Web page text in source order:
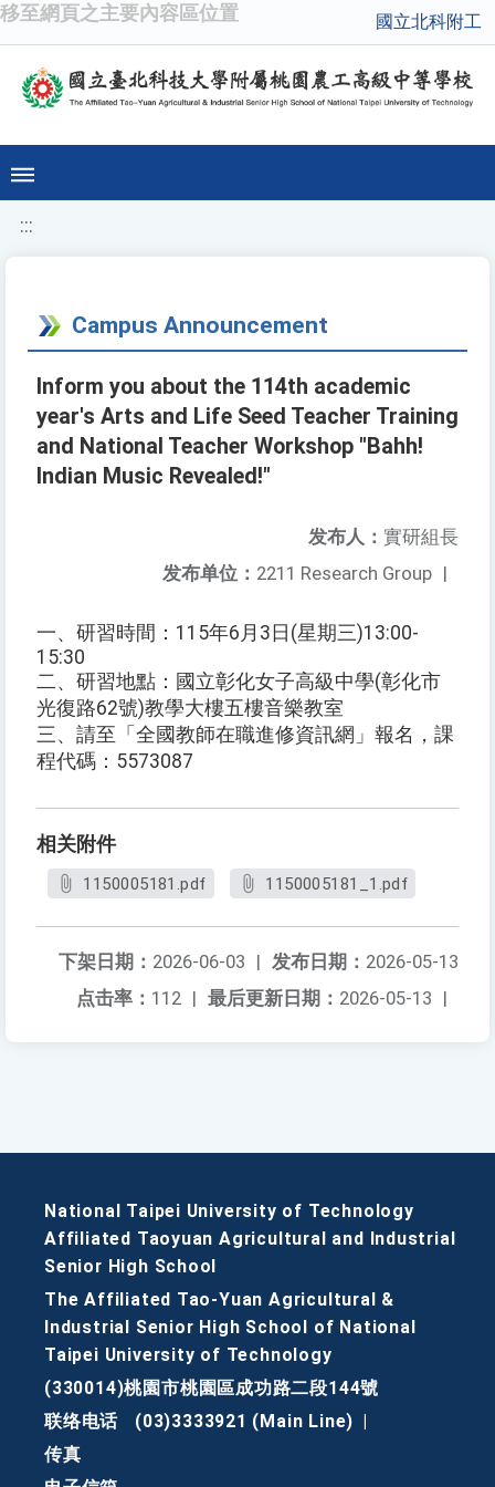
移至網頁之主要內容區位置 國立北科附工
:::
Campus Announcement
Inform you about the 114th academic
year's Arts and Life Seed Teacher Training
and National Teacher Workshop "Bahh!
Indian Music Revealed!"
发布人： 實研組長
发布单位： 2211 Research Group |
一、研習時間：115年6月3日(星期三)13:00-
15:30
二、研習地點：國立彰化女子高級中學(彰化市
光復路62號)教學大樓五樓音樂教室
三、請至「全國教師在職進修資訊網」報名，課
程代碼：5573087
相关附件
1150005181.pdf 1150005181_1.pdf
发布日期： 2026-05-13
下架日期： 2026-06-03 |
最后更新日期： 2026-05-13 |
点击率： 112 |
National Taipei University of Technology
Affiliated Taoyuan Agricultural and Industrial
Senior High School
The Affiliated Tao-Yuan Agricultural &
Industrial Senior High School of National
Taipei University of Technology
(330014)桃園市桃園區成功路二段144號
联络电话
(03)3333921 (Main Line)
传真